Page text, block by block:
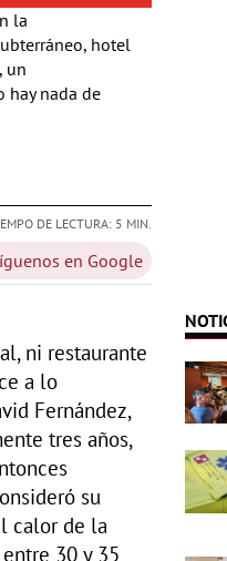
la
hotel
un
hay nada de
DE LECTURA: 5 MIN.
en Google
ni restaurante
a lo
Fernández,
tres años,
su
calor de la
30 y 35